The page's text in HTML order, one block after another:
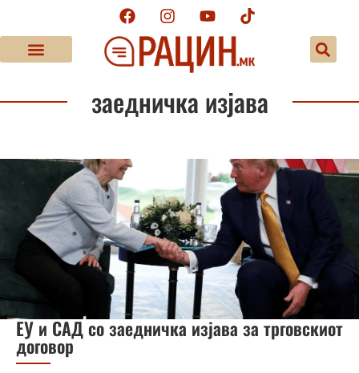
заедничка изјава
ЕУ и САД со заедничка изјава за трговскиот
договор